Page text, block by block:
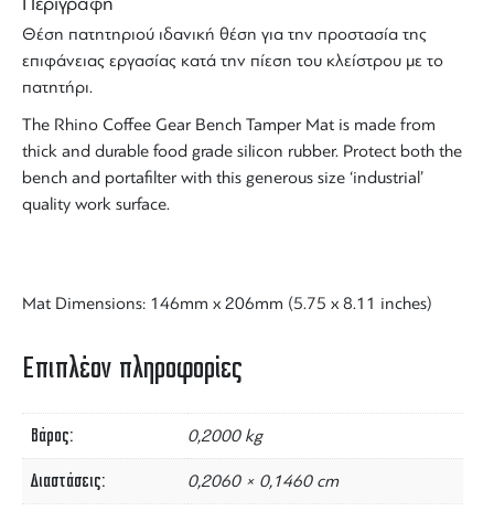
Θέση πατητηριού ιδανική θέση για την προστασία της
επιφάνειας εργασίας κατά την πίεση του κλείστρου με το
πατητήρι.
The Rhino Coffee Gear Bench TamperMat is made from
thick and durable food grade silicon rubber. Protect both the
bench and portafilter with this generous size ‘industrial’
quality work surface.
Mat Dimensions: 146mm x 206mm (5.75 x 8.11 inches)
Επιπλέον πληροφορίες
Βάρος 0,2000 kg
Διαστάσεις 0,2060 × 0,1460 cm